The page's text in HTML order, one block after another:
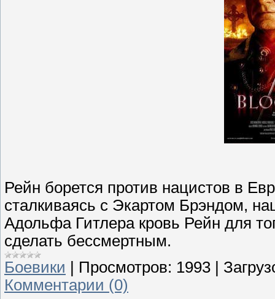
Рейн борется против нацистов в
сталкиваясь с Экартом Брэндом,
Адольфа Гитлера кровь Рейн для
сделать бессмертным.
Боевики | Просмотров: 1993 |
Комментарии (0)